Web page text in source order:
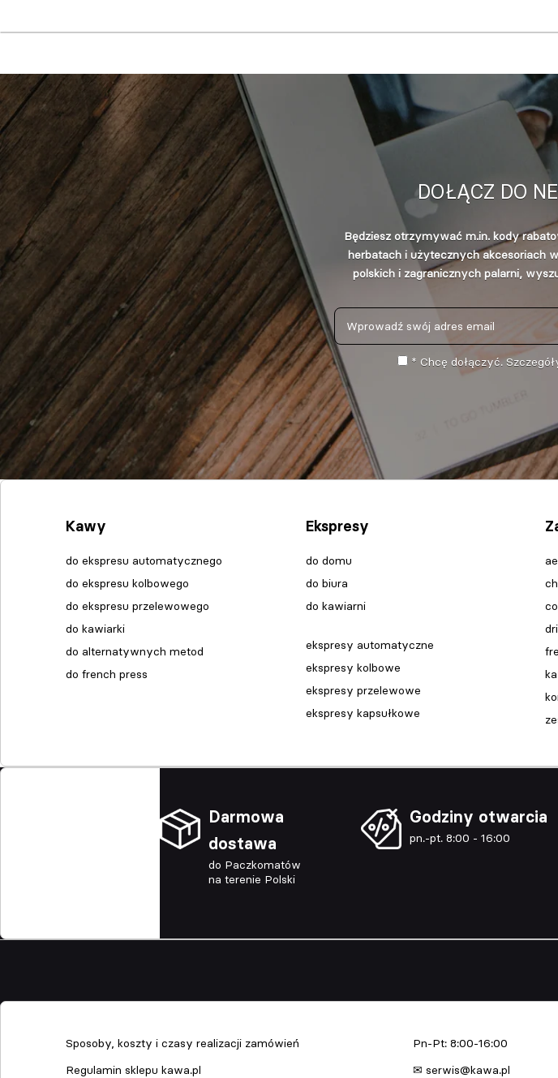
DOŁĄCZ DO
Będziesz otrzymywać m.in. kody
herbatach i użytecznych akcesoriach
polskich i zagranicznych palarni,
* Chcę dołączyć.
Kawy
do ekspresu automatycznego
do ekspresu kolbowego
do ekspresu przelewowego
do kawiarki
do alternatywnych metod
do french press
Ekspresy
do domu
do biura
do kawiarni
ekspresy automatyczne
ekspresy kolbowe
ekspresy przelewowe
ekspresy kapsułkowe
Darmowa
dostawa
do Paczkomatów
na terenie Polski
Godziny otwarcia
pn.-pt. 8:00 - 16:00
Sposoby, koszty i czasy realizacji zamówień
Regulamin sklepu kawa.pl
Pn-Pt: 8:00-16:00
✉ serwis@kawa.pl